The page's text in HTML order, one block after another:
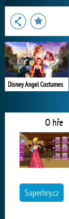
Disney Angel Costumes
O hře
Superhry.cz